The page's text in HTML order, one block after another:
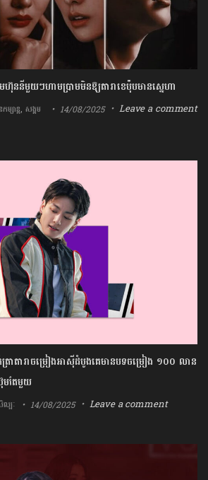
ហ៊ុននីមួយៗហាមប្រាមមិនឱ្យតារាខេប៉ុបមានស្នេហា
សាន្ត, សង្គម
14/08/2025 Leave a comment
តារាចម្រៀងអាស៊ីដំបូងគេមានបទចម្រៀង ១០០​ លាន
មតែមួយ
បៈ 14/08/2025 Leave a comment